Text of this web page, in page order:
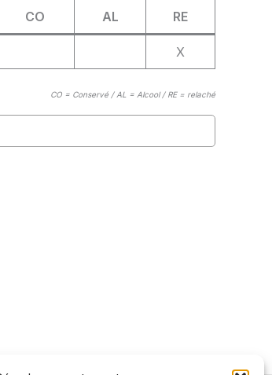
CO AL RE
X
CO = Conservé / AL = Alcool / RE = relaché